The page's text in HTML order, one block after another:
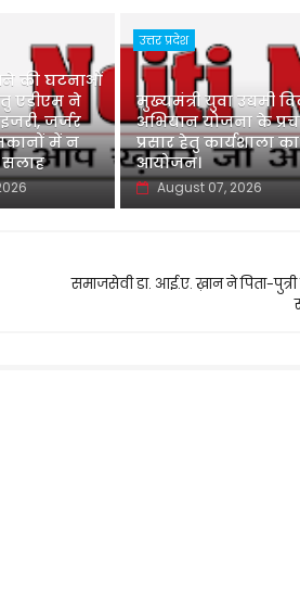
की घटनाओं
एडीएम ने
जर्जर
में न
सलाह
उत्तर प्रदेश
मुख्यमंत्री युवा उद्यमी
अभियान योजना के
प्रसार हेतु कार्यशाला का
आयोजन।
August 07, 2026
समाजसेवी डा. आई.ए. ख़ान ने पिता-